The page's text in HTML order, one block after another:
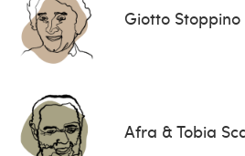
Giotto Stoppino
Afra & Tobia